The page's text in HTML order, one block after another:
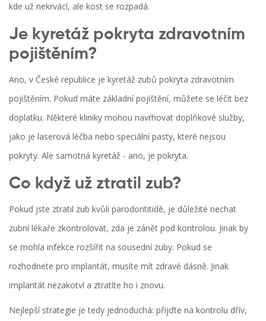
kde už nekrvácí, ale kost se rozpadá.
Je kyretáž pokryta zdravotním
pojištěním?
Ano, v České republice je kyretáž zubů pokryta zdravotním
pojištěním. Pokud máte základní pojištění, můžete se léčit bez
doplatku. Některé kliniky mohou navrhovat doplňkové služby,
jako je laserová léčba nebo speciální pasty, které nejsou
pokryty. Ale samotná kyretáž - ano, je pokryta.
Co když už ztratil zub?
Pokud jste ztratil zub kvůli parodontitidě, je důležité nechat
zubní lékaře zkontrolovat, zda je zánět pod kontrolou. Jinak by
se mohla infekce rozšířit na sousední zuby. Pokud se
rozhodnete pro implantát, musíte mít zdravé dásně. Jinak
implantát nezakotví a ztratíte ho i znovu.
Nejlepší strategie je tedy jednoduchá: přijďte na kontrolu dřív,